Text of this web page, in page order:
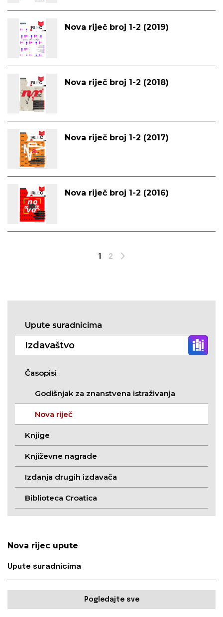
Nova riječ broj 1-2 (2019)
Nova riječ broj 1-2 (2018)
Nova riječ broj 1-2 (2017)
Nova riječ broj 1-2 (2016)
1 2 Next
Upute suradnicima
Izdavaštvo
Časopisi
Godišnjak za znanstvena istraživanja
Nova riječ
Knjige
Književne nagrade
Izdanja drugih izdavača
Biblioteca Croatica
Nova rijec upute
Upute suradnicima
Pogledajte sve